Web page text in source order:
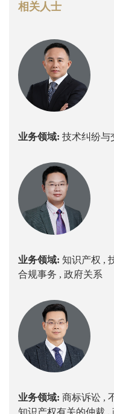
相关人士
业务领域: 技术纠纷与
业务领域: 知识产权 ,
合规事务 , 政府关系
业务领域: 商标诉讼 ,